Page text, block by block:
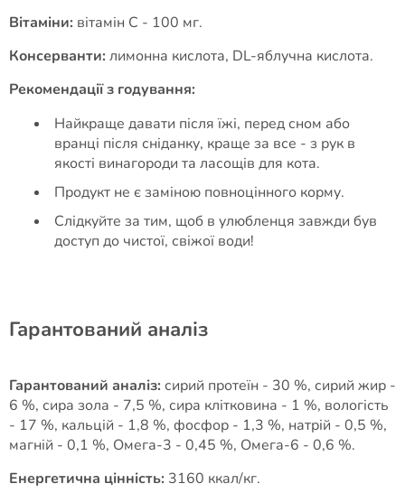
Вітаміни: вітамін C - 100 мг.
Консерванти: лимонна кислота, DL-яблучна кислота.
Рекомендації з годування:
Найкраще давати після їжі, перед сном або
вранці після сніданку, краще за все - з рук в
якості винагороди та ласощів для кота.
Продукт не є заміною повноцінного корму.
Слідкуйте за тим, щоб в улюбленця завжди був
доступ до чистої, свіжої води!
Гарантований аналіз
Гарантований аналіз: сирий протеїн - 30 %, сирий жир -
6 %, сира зола - 7,5 %, сира клітковина - 1 %, вологість
- 17 %, кальцій - 1,8 %, фосфор - 1,3 %, натрій - 0,5 %,
магній - 0,1 %, Омега-3 - 0,45 %, Омега-6 - 0,6 %.
Енергетична цінність: 3160 ккал/кг.